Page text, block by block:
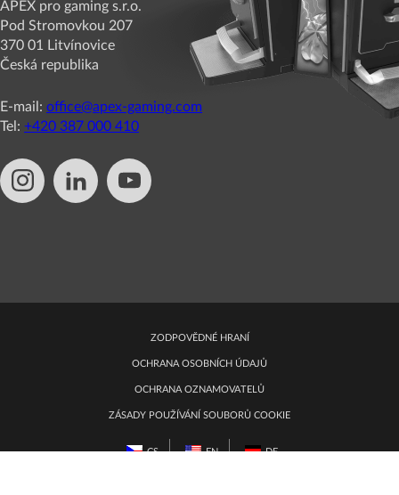
APEX pro gaming s.r.o.
Pod Stromovkou 207
370 01 Litvínovice
Česká republika
E-mail: office@apex-gaming.com
Tel: +420 387 000 410
ZODPOVĚDNÉ HRANÍ
OCHRANA OSOBNÍCH ÚDAJŮ
OCHRANA OZNAMOVATELŮ
ZÁSADY POUŽÍVÁNÍ SOUBORŮ COOKIE
CS EN DE